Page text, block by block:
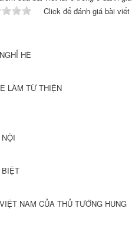
Click để đánh giá bài viết
HÈ
LÀM TỪ THIỆN
BIỆT
NAM CỦA THỦ TƯỚNG HUNG